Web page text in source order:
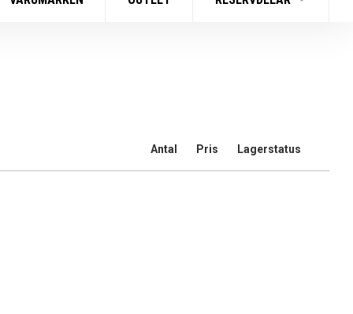
Antal Pris Lagerstatus